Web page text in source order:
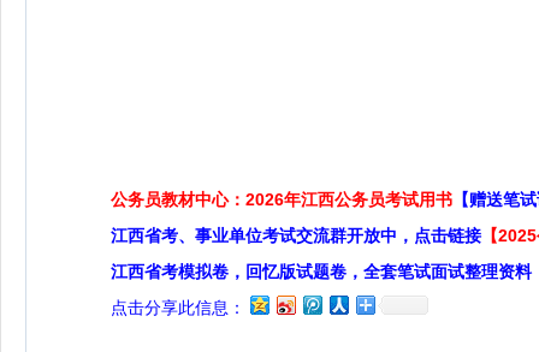
公务员教材中心：2026年江西公务员考试用书 【赠送笔
江西省考、事业单位考试交流群开放中，点击链接 【
江西省考模拟卷，回忆版试题卷，全套笔试面试整理资料
点击分享此信息：